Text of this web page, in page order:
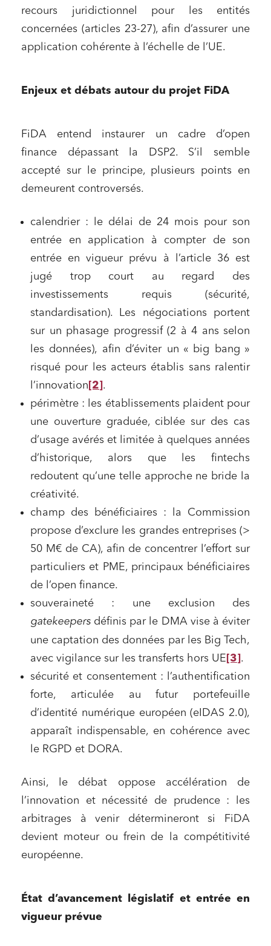
recours juridictionnel pour les entités
concernées (articles 23-27), afin d’assurer une
application cohérente à l’échelle de l’UE.
Enjeux et débats autour du projet FiDA
FiDA entend instaurer un cadre d’open
finance dépassant la DSP2. S’il semble
accepté sur le principe, plusieurs points en
demeurent controversés.
calendrier : le délai de 24 mois pour son
entrée en application à compter de son
entrée en vigueur prévu à l’article 36 est
jugé trop court au regard des
investissements requis (sécurité,
standardisation). Les négociations portent
sur un phasage progressif (2 à 4 ans selon
les données), afin d’éviter un « big bang »
risqué pour les acteurs établis sans ralentir
l’innovation [2] .
périmètre : les établissements plaident pour
une ouverture graduée, ciblée sur des cas
d’usage avérés et limitée à quelques années
d’historique, alors que les fintechs
redoutent qu’une telle approche ne bride la
créativité.
champ des bénéficiaires : la Commission
propose d’exclure les grandes entreprises (>
50 M€ de CA), afin de concentrer l’effort sur
particuliers et PME, principaux bénéficiaires
de l’open finance.
souveraineté : une exclusion des
gatekeepers définis par le DMA vise à éviter
une captation des données par les Big Tech,
avec vigilance sur les transferts hors UE [3] .
sécurité et consentement : l’authentification
forte, articulée au futur portefeuille
d’identité numérique européen (eIDAS 2.0),
apparaît indispensable, en cohérence avec
le RGPD et DORA.
Ainsi, le débat oppose accélération de
l’innovation et nécessité de prudence : les
arbitrages à venir détermineront si FiDA
devient moteur ou frein de la compétitivité
européenne.
État d’avancement législatif et entrée en
vigueur prévue